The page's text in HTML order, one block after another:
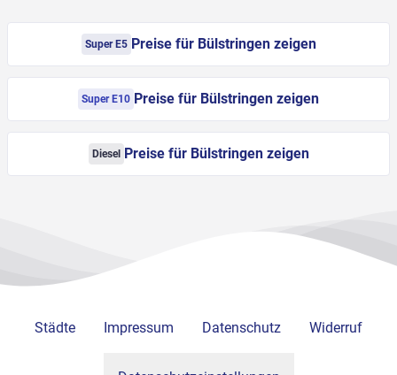
Super E5 Preise für Bülstringen zeigen
Super E10 Preise für Bülstringen zeigen
Diesel Preise für Bülstringen zeigen
Städte Impressum Datenschutz Widerruf